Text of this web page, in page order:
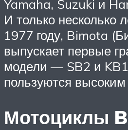
Yamaha, Suzuki и
И только несколько
1977 году, Bimota
выпускает первые
модели — SB2 и
пользуются
Мотоциклы